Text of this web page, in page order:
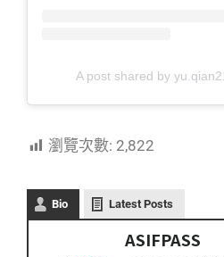
A post shared by
瀏覽次數: 2,822
Bio Latest Posts
ASIFPASS